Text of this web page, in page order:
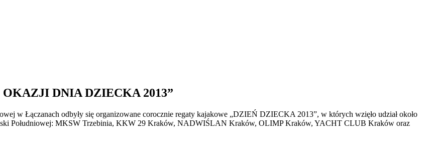
DNIA DZIECKA 2013”
w Łączanach odbyły się organizowane corocznie regaty kajakowe „DZIEŃ DZIECKA 2013”, w których wzięło udział około
Południowej: MKSW Trzebinia, KKW 29 Kraków, NADWIŚLAN Kraków, OLIMP Kraków, YACHT CLUB Kraków oraz